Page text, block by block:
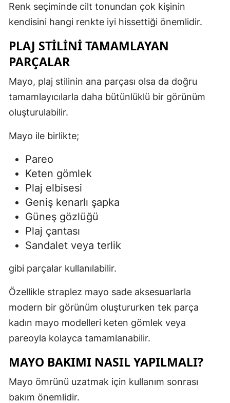
Renk seçiminde cilt tonundan çok kişinin
kendisini hangi renkte iyi hissettiği önemlidir.
PLAJ STILINI TAMAMLAYAN
PARÇALAR
Mayo, plaj stilinin ana parçası olsa da doğru
tamamlayıcılarla daha bütünlüklü bir görünüm
oluşturulabilir.
Mayo ile birlikte;
Pareo
Keten gömlek
Plaj elbisesi
Geniş kenarlı şapka
Güneş gözlüğü
Plaj çantası
Sandalet veya terlik
gibi parçalar kullanılabilir.
Özellikle straplez mayo sade aksesuarlarla
modern bir görünüm oluştururken tek parça
kadın mayo modelleri keten gömlek veya
pareoyla kolayca tamamlanabilir.
MAYO BAKIMI NASIL YAPILMALI?
Mayo ömrünü uzatmak için kullanım sonrası
bakım önemlidir.